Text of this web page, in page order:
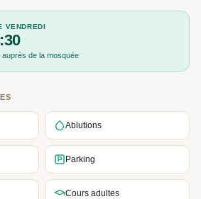
VENDREDI
de la mosquée
Ablutions
Parking
Cours adultes